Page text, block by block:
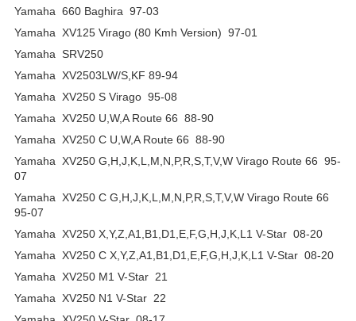
Yamaha 660 Baghira 97-03
Yamaha XV125 Virago (80 Kmh Version) 97-01
Yamaha SRV250
Yamaha XV2503LW/S,KF 89-94
Yamaha XV250 S Virago 95-08
Yamaha XV250 U,W,A Route 66 88-90
Yamaha XV250 C U,W,A Route 66 88-90
Yamaha XV250 G,H,J,K,L,M,N,P,R,S,T,V,W Virago Route 66 95-
07
Yamaha XV250 C G,H,J,K,L,M,N,P,R,S,T,V,W Virago Route 66
95-07
Yamaha XV250 X,Y,Z,A1,B1,D1,E,F,G,H,J,K,L1 V-Star 08-20
Yamaha XV250 C X,Y,Z,A1,B1,D1,E,F,G,H,J,K,L1 V-Star 08-20
Yamaha XV250 M1 V-Star 21
Yamaha XV250 N1 V-Star 22